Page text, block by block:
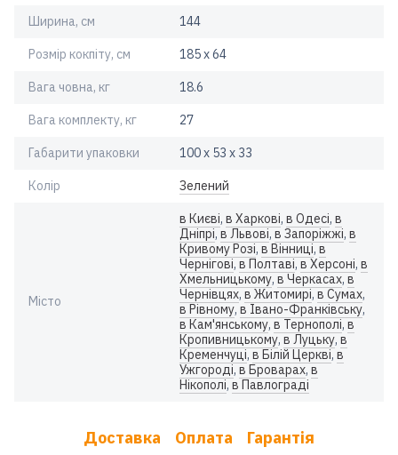
Ширина, см 144
Розмір кокпіту, см 185 х 64
Вага човна, кг 18.6
Вага комплекту, кг 27
Габарити упаковки 100 х 53 х 33
Колір Зелений
Місто
в Києві, в Харкові, в Одесі, в
Дніпрі, в Львові, в Запоріжжі, в
Кривому Розі, в Вінниці, в
Чернігові, в Полтаві, в Херсоні, в
Хмельницькому, в Черкасах, в
Чернівцях, в Житомирі, в Сумах,
в Рівному, в Івано-Франківську,
в Кам'янському, в Тернополі, в
Кропивницькому, в Луцьку, в
Кременчуці, в Білій Церкві, в
Ужгороді, в Броварах, в
Нікополі, в Павлограді
Доставка Оплата Гарантія